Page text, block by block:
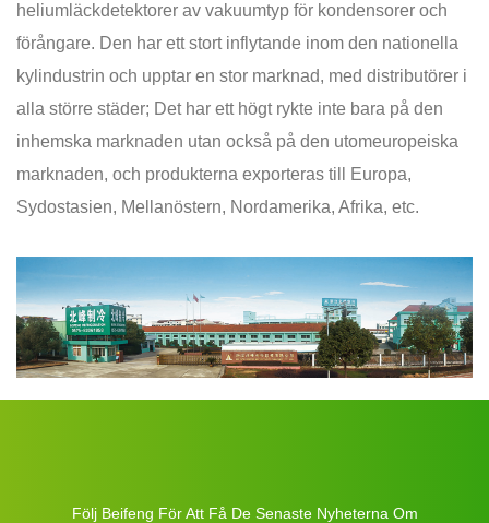
heliumläckdetektorer av vakuumtyp för kondensorer och
förångare. Den har ett stort inflytande inom den nationella
kylindustrin och upptar en stor marknad, med distributörer i
alla större städer; Det har ett högt rykte inte bara på den
inhemska marknaden utan också på den utomeuropeiska
marknaden, och produkterna exporteras till Europa,
Sydostasien, Mellanöstern, Nordamerika, Afrika, etc.
Följ Beifeng För Att Få De Senaste Nyheterna Om